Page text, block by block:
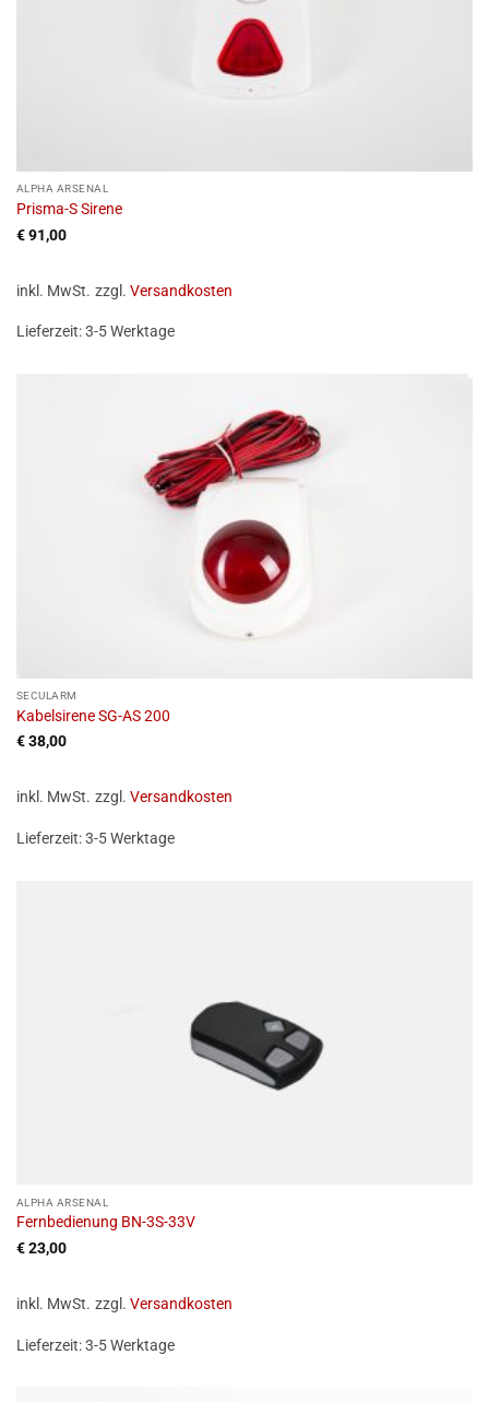
ALPHA ARSENAL
Prisma-S Sirene
€91,00
inkl. MwSt. zzgl. Versandkosten
Lieferzeit:3-5 Werktage
SECULARM
Kabelsirene SG-AS 200
€38,00
inkl. MwSt. zzgl. Versandkosten
Lieferzeit:3-5 Werktage
ALPHA ARSENAL
Fernbedienung BN-3S-33V
€23,00
inkl. MwSt. zzgl. Versandkosten
Lieferzeit:3-5 Werktage